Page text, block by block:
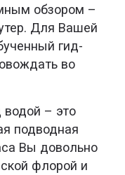
обзором –
Для Вашей
гид-
во
водой – это
подводная
Вы довольно
флорой и